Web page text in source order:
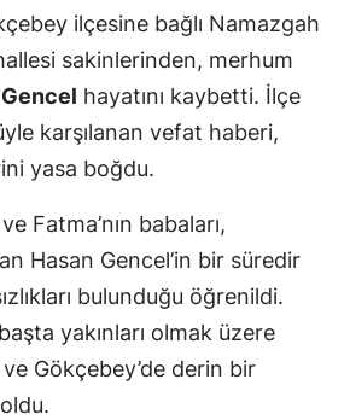
ilçesine bağlı Namazgah
sakinlerinden, merhum
hayatını kaybetti. İlçe
karşılanan vefat haberi,
yasa boğdu.
Fatma’nın babaları,
Hasan Gencel’in bir süredir
bulunduğu öğrenildi.
yakınları olmak üzere
Gökçebey’de derin bir